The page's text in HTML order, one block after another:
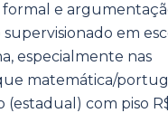
formal e
em
especialmente nas
matemática/
(estadual) com piso